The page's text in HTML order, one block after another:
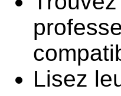
Lisez